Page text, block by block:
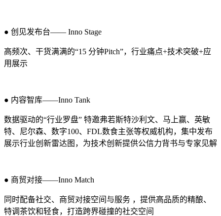
● 创见发布台—— Inno Stage
高频次、干货满满的“15 分钟Pitch”，行业痛点+技术突破+应
用展示
● 内容智库——Inno Tank
数据驱动的“行业罗盘” 特邀弗若斯特沙利文、马上赢、英敏
特、尼尔森、数字100、FDL数食主张等权威机构，集中发布
展示行业创新雷达图，为技术创新提供公信力背书与专家见解
● 商贸对接——Inno Match
同时配备社交、商贸对接空间与服务 ，提供高品质的精酿、
特调茶饮和轻食，打造跨界碰撞的社交空间